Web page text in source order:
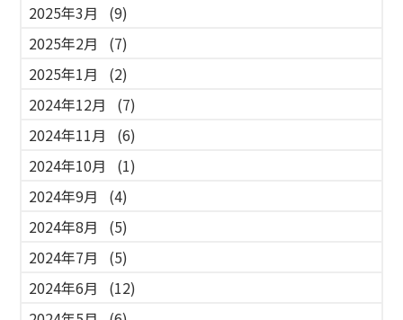
2025年3月
(9)
2025年2月
(7)
2025年1月
(2)
2024年12月
(7)
2024年11月
(6)
2024年10月
(1)
2024年9月
(4)
2024年8月
(5)
2024年7月
(5)
2024年6月
(12)